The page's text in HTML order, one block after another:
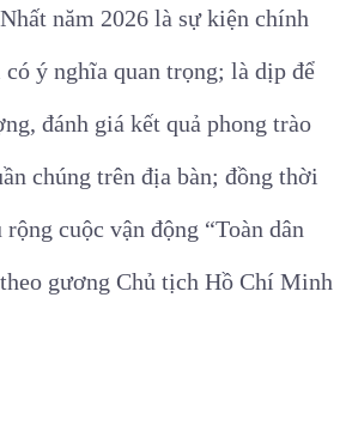
Nhất năm 2026 là sự kiện chính
ý nghĩa quan trọng; là dịp để
đánh giá kết quả phong trào
chúng trên địa bàn; đồng thời
cuộc vận động “Toàn dân
gương Chủ tịch Hồ Chí Minh